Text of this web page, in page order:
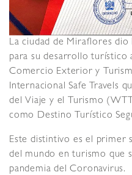
La ciudad de Miraflores
para su desarrollo turístico
Comercio Exterior y
Internacional Safe Travels
del Viaje y el Turismo
como Destino Turístico
Este distintivo es el primer
del mundo en turismo que
pandemia del Coronavirus.